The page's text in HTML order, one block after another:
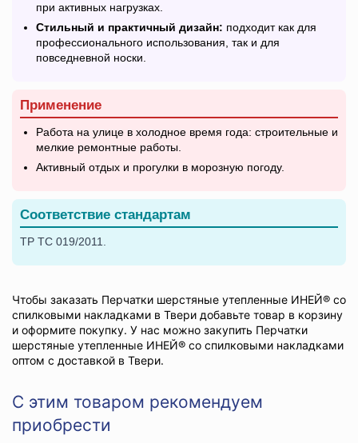
при активных нагрузках.
Стильный и практичный дизайн: подходит как для
профессионального использования, так и для
повседневной носки.
Применение
Работа на улице в холодное время года: строительные и
мелкие ремонтные работы.
Активный отдых и прогулки в морозную погоду.
Соответствие стандартам
ТР ТС 019/2011.
Чтобы заказать Перчатки шерстяные утепленные ИНЕЙ® со
спилковыми накладками в Твери добавьте товар в корзину
и оформите покупку. У нас можно закупить Перчатки
шерстяные утепленные ИНЕЙ® со спилковыми накладками
оптом с доставкой в Твери.
С этим товаром рекомендуем
приобрести